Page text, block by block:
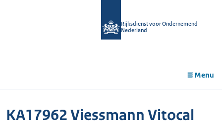
Rijksdienst voor Ondernemend
Nederland
Menu
KA17962 Viessmann Vitocal